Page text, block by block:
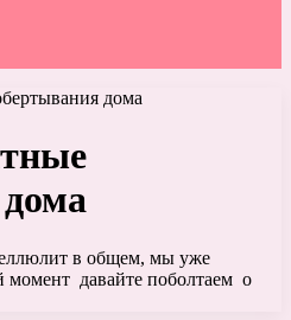
дома
в общем, мы уже
момент давайте поболтаем о